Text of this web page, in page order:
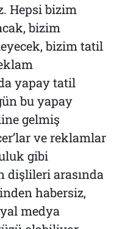
Hepsi bizim
bizim
bizim tatil
yapay tatil
bu yapay
gelmiş
ve reklamlar
gibi
dişlileri arasında
habersiz,
medya